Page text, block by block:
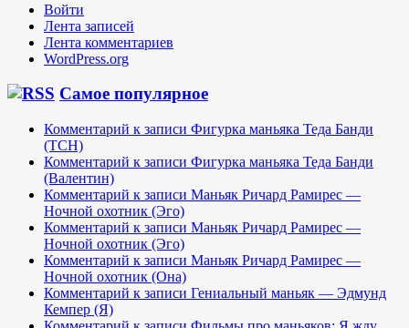
Войти
Лента записей
Лента комментариев
WordPress.org
Самое популярное
Комментарий к записи Фигурка маньяка Теда Банди
(TCH)
Комментарий к записи Фигурка маньяка Теда Банди
(Валентин)
Комментарий к записи Маньяк Ричард Рамирес —
Ночной охотник (Эго)
Комментарий к записи Маньяк Ричард Рамирес —
Ночной охотник (Эго)
Комментарий к записи Маньяк Ричард Рамирес —
Ночной охотник (Она)
Комментарий к записи Гениальный маньяк — Эдмунд
Кемпер (Я)